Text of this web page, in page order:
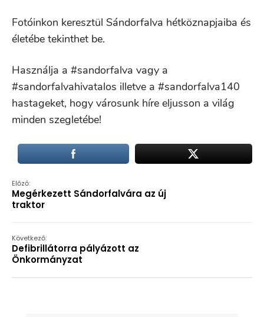
Fotóinkon keresztül Sándorfalva hétköznapjaiba és
életébe tekinthet be.
Használja a #sandorfalva vagy a
#sandorfalvahivatalos illetve a #sandorfalva140
hastageket, hogy városunk híre eljusson a világ
minden szegletébe!
Előző:
Megérkezett Sándorfalvára az új
traktor
Következő:
Defibrillátorra pályázott az
Önkormányzat